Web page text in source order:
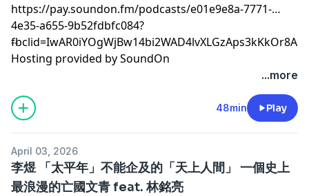
https://pay.soundon.fm/podcasts/e01e9e8a-7771-
4e35-a655-9b52fdbfc084?
--
Hosting provided bySoundOn
...more
48min Play
April 03, 2026
李煜 「太平年」不能企及的「天上人間」 一個史上
最浪漫的亡國文青 feat. 林銘亮